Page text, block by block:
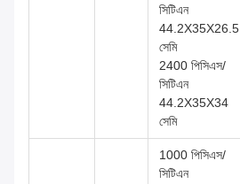
সিটিএন
44.2X35X26.5
সেমি
2400 পিসিএস/
সিটিএন
44.2X35X34
সেমি
1000 পিসিএস/
সিটিএন